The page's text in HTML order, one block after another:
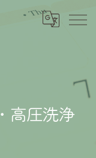
高圧洗浄